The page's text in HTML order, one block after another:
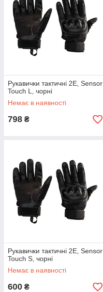
Рукавички тактичні 2E, Sensor
Touch L, чорні
Немає в наявності
798 ₴
Рукавички тактичні 2E, Sensor
Touch S, чорні
Немає в наявності
600 ₴